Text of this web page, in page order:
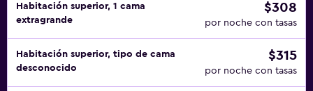
Habitación superior, 1 cama
extragrande
$308
por noche con tasas
Habitación superior, tipo de cama
desconocido
$315
por noche con tasas